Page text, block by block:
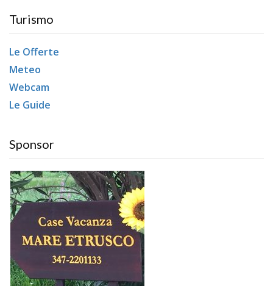
Turismo
Le Offerte
Meteo
Webcam
Le Guide
Sponsor